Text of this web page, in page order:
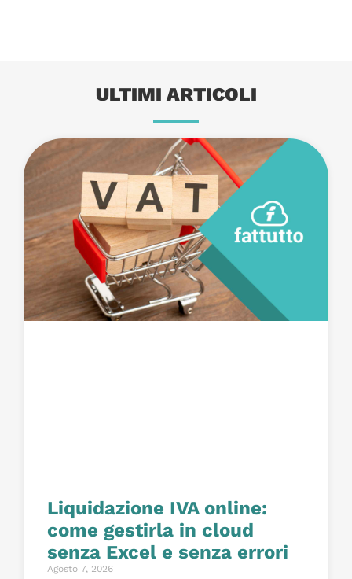
ULTIMI ARTICOLI
Liquidazione IVA online:
come gestirla in cloud
senza Excel e senza errori
Agosto 7, 2026